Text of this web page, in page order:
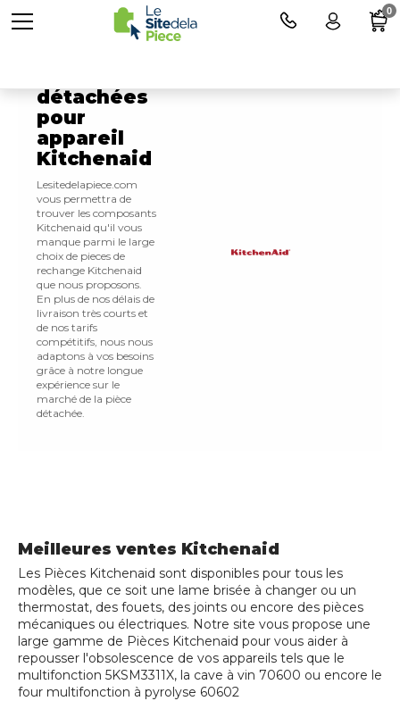
détachées
pour
appareil
Kitchenaid
Lesitedelapiece.com
vous permettra de
trouver les composants
Kitchenaid qu'il vous
manque parmi le large
choix de pieces de
rechange Kitchenaid
que nous proposons.
En plus de nos délais de
livraison très courts et
de nos tarifs
compétitifs, nous nous
adaptons à vos besoins
grâce à notre longue
expérience sur le
marché de la pièce
détachée.
Meilleures ventes Kitchenaid
Les Pièces Kitchenaid sont disponibles pour tous les
modèles, que ce soit une lame brisée à changer ou un
thermostat, des fouets, des joints ou encore des pièces
mécaniques ou électriques. Notre site vous propose une
large gamme de Pièces Kitchenaid pour vous aider à
repousser l'obsolescence de vos appareils tels que le
multifonction 5KSM3311X, la cave à vin 70600 ou encore le
four multifonction à pyrolyse 60602
0